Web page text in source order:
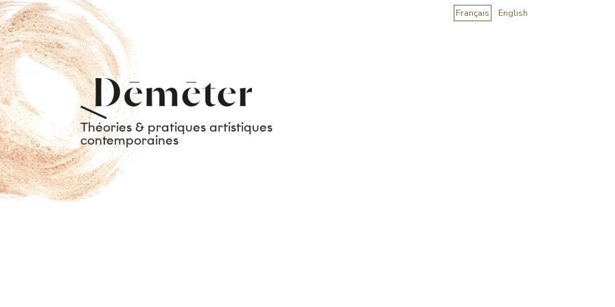
Français English
Théories & pratiques artistiques
contemporaines